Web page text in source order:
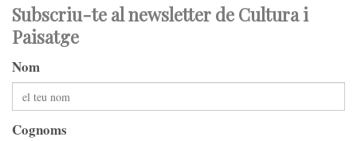
Subscriu-te al newsletter de Cultura i
Paisatge
Nom
Cognoms